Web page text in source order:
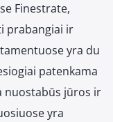
Finestrate,
prabangiai ir
yra du
patenkama
nuostabūs jūros ir
yra